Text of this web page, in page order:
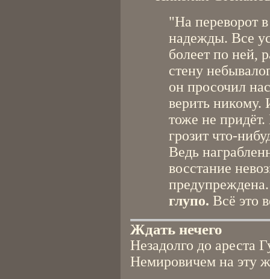
"На переворот
надежды. Все
болеет по ней,
стену
он просочил
верить никому.
тоже не
грозит что-
Ведь
восстание
глупо. Всё это
Ждать нечего
Незадолго до ареста
Немировичем на эту